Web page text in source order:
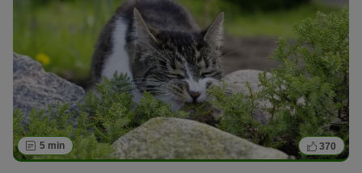
5 min 370